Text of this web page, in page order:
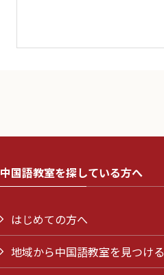
中国語教室を探している方へ
はじめての方へ
地域から中国語教室を見つける